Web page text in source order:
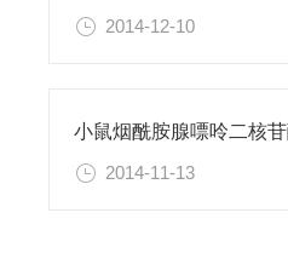
2014-12-10
2014-11-13